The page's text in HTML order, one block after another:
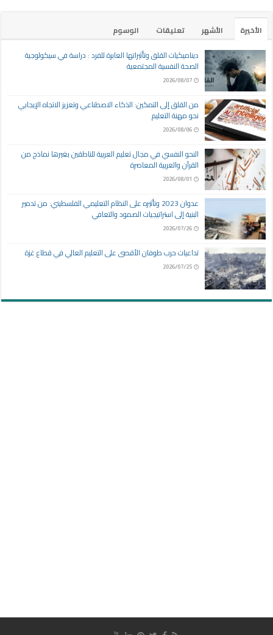
الأخيرة الأشهر تعليقات
الوسوم
ديناميكيات القلق وتأثيراتها العابرة للفرد : دراسة في سيكولوجية
الصحة النفسية المجتمعية
2026/08/07
من القلق إلى التمكين: الذكاء الاصطناعي وتعزيز الاتجاه الإيجابي
نحو مهنة التعليم
2026/08/06
النحو النفسي في مجال تعليم العربية للناطقين بغيرها نماذج من
القرآن والعربية المعاصرة
2026/08/01
عدوان 2023 وتأثيره على النظام التعليمي الفلسطيني: من تدمير
البنية إلى استراتيجيات الصمود والتعافي
2026/07/26
تداعيات حرب طوفان الأقصى على التعليم العالي في قطاع غزة
2026/07/25